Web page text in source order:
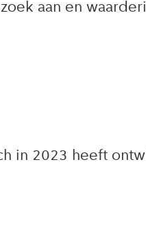
aan en
in 2023 heeft